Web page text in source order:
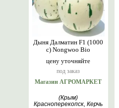
цену уточняйте
под заказ
Дыня Далматин F1 (1000
с) Nongwoo Bio
Магазин АГРОМАРКЕТ
(Крым)
Красноперекопск, Керчь